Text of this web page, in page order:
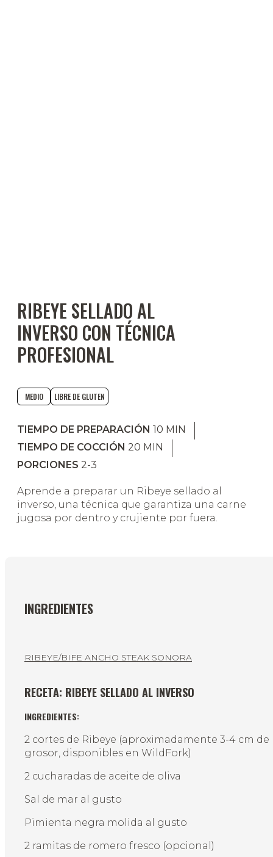
RIBEYE SELLADO AL
INVERSO CON TÉCNICA
PROFESIONAL
MEDIO LIBRE DE GLUTEN
TIEMPO DE PREPARACIÓN 10 MIN
TIEMPO DE COCCIÓN 20 MIN
PORCIONES 2-3
Aprende a preparar un Ribeye sellado al
inverso, una técnica que garantiza una carne
jugosa por dentro y crujiente por fuera.
INGREDIENTES
RIBEYE/BIFE ANCHO STEAK SONORA
RECETA: RIBEYE SELLADO AL INVERSO
INGREDIENTES:
2 cortes de Ribeye (aproximadamente 3-4 cm de
grosor, disponibles en WildFork)
2 cucharadas de aceite de oliva
Sal de mar al gusto
Pimienta negra molida al gusto
2 ramitas de romero fresco (opcional)